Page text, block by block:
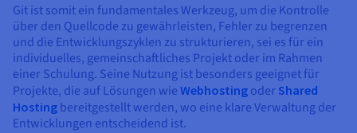
Git ist somit ein fundamentales Werkzeug, um die Kontrolle
über den Quellcode zu gewährleisten, Fehler zu begrenzen
und die Entwicklungszyklen zu strukturieren, sei es für ein
individuelles, gemeinschaftliches Projekt oder im Rahmen
einer Schulung. Seine Nutzung ist besonders geeignet für
Projekte, die auf Lösungen wie Webhosting oder Shared
Hosting bereitgestellt werden, wo eine klare Verwaltung der
Entwicklungen entscheidend ist.